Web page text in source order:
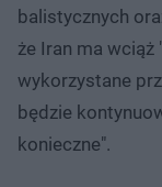
balistycznych
że Iran ma
wykorzystane
będzie
konieczne".